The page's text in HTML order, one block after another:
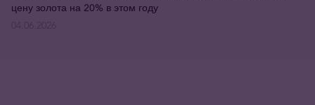
цену золота на 20% в этом году